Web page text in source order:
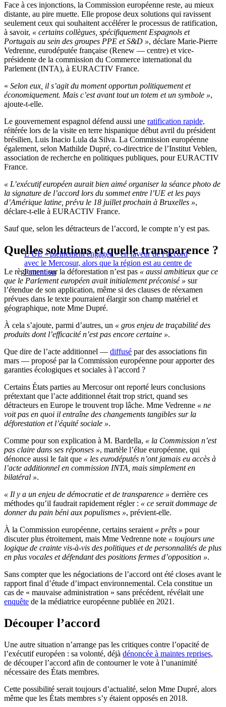
Face à ces injonctions, la Commission européenne reste, au mieux
distante, au pire muette. Elle propose deux solutions qui ravissent
seulement ceux qui souhaitent accélérer le processus de ratification,
à savoir, « certains collègues, spécifiquement Espagnols et
Portugais au sein des groupes PPE et S&D », déclare Marie-Pierre
Vedrenne, eurodéputée française (Renew — centre) et vice-
présidente de la commission du Commerce international du
Parlement (INTA), à EURACTIV France.
« Selon eux, il s’agit du moment opportun politiquement et
économiquement. Mais c’est avant tout un totem et un symbole »,
ajoute-t-elle.
Le gouvernement espagnol défend aussi une ratification rapide,
réitérée lors de la visite en terre hispanique début avril du président
brésilien, Luis Inacio Lula da Silva. La Commission européenne
également, selon Mathilde Dupré, co-directrice de l’Institut Veblen,
association de recherche en politiques publiques, pour EURACTIV
France.
« L’exécutif européen aurait bien aimé organiser la séance photo de
la signature de l’accord lors du sommet entre l’UE et les pays
d’Amérique latine, prévu le 18 juillet prochain à Bruxelles »,
déclare-t-elle à EURACTIV France.
Sauf que, selon les détracteurs de l’accord, le compte n’y est pas.
L’UE « pleinement engagée » en faveur de l’accord
avec le Mercosur, alors que la région est au centre de
l’attention
Quelles solutions et quelle transparence ?
Le règlement sur la déforestation n’est pas « aussi ambitieux que ce
que le Parlement européen avait initialement préconisé » sur
l’étendue de son application, même si des clauses de réexamen
prévues dans le texte pourraient élargir son champ matériel et
géographique, note Mme Dupré.
À cela s’ajoute, parmi d’autres, un « gros enjeu de traçabilité des
produits dont l’efficacité n’est pas encore certaine ».
Que dire de l’acte additionnel — diffusé par des associations fin
mars — proposé par la Commission européenne pour apporter des
garanties écologiques et sociales à l’accord ?
Certains États parties au Mercosur ont reporté leurs conclusions
prétextant que l’acte additionnel était trop strict, quand ses
détracteurs en Europe le trouvent trop lâche. Mme Vedrenne « ne
voit pas en quoi il entraîne des changements tangibles sur la
déforestation et l’équité sociale ».
Comme pour son explication à M. Bardella, « la Commission n’est
pas claire dans ses réponses », martèle l’élue européenne, qui
dénonce aussi le fait que « les eurodéputés n’ont jamais eu accès à
l’acte additionnel en commission INTA, mais simplement en
bilatéral ».
« Il y a un enjeu de démocratie et de transparence » derrière ces
méthodes qu’il faudrait rapidement régler : « ce serait dommage de
donner du pain béni aux populismes », prévient-elle.
À la Commission européenne, certains seraient « prêts » pour
discuter plus étroitement, mais Mme Vedrenne note « toujours une
logique de crainte vis-à-vis des politiques et de personnalités de plus
en plus vocales et défendant des positions fermes d’opposition ».
Sans compter que les négociations de l’accord ont été closes avant le
rapport final d’étude d’impact environnemental. Cela constitue un
cas de « mauvaise administration » sans précédent, révélait une
enquête de la médiatrice européenne publiée en 2021.
Découper l’accord
Une autre situation n’arrange pas les critiques contre l’opacité de
l’exécutif européen : sa volonté, déjà dénoncée à maintes reprises,
de découper l’accord afin de contourner le vote à l’unanimité
nécessaire des États membres.
Cette possibilité serait toujours d’actualité, selon Mme Dupré, alors
même que les États membres s’y étaient opposés en 2018.